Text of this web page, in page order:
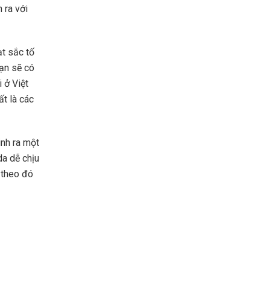
ra với
sắc tố
sẽ có
ở Việt
là các
ra một
dễ chịu
đó